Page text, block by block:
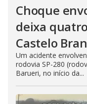
Choque
deixa
Castelo
Um acidente
rodovia SP-280
Barueri, no início da...